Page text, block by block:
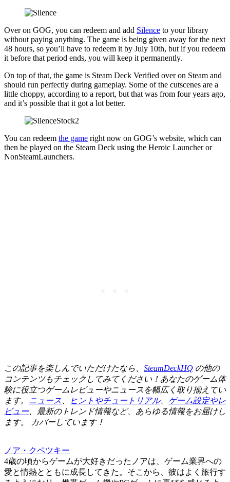
Over on GOG, you can redeem and add Silence to your library
without paying anything. The game is being given away for the next
48 hours, so you’ll have to redeem it by July 10th, but if you redeem
it before that period ends, you will keep it permanently.
On top of that, the game is Steam Deck Verified over on Steam and
should run perfectly during gameplay. Some of the cutscenes are a
little choppy, according to a report, but that was from four years ago,
and it’s possible that it got a lot better.
You can redeem the game right now on GOG’s website, which can
then be played on the Steam Deck using the Heroic Launcher or
NonSteamLaunchers.
この記事を楽しんでいただけたなら、 SteamDeckHQ の他の
コンテンツもチェックしてみてください！あなたのゲーム体
験に役立つゲームレビューやニュースを幅広く取り揃えてい
ます。 ニュース、 ヒントやチュートリアル、 ゲーム設定やレ
ビュー、最新のトレンド情報など、あらゆる情報をお届けし
ます。
カバーしています！
ノア・クペツキー
4歳の頃からゲームが大好きだったノアは、ゲーム業界への
愛と情熱とともに成長してきた。そこから、彼はよく旅行す